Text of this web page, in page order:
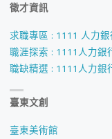
徵才資訊
求職專區 : 1111 人力
職涯探索 : 1111人力銀
職缺精選 : 1111人力銀
臺東文創
臺東美術館